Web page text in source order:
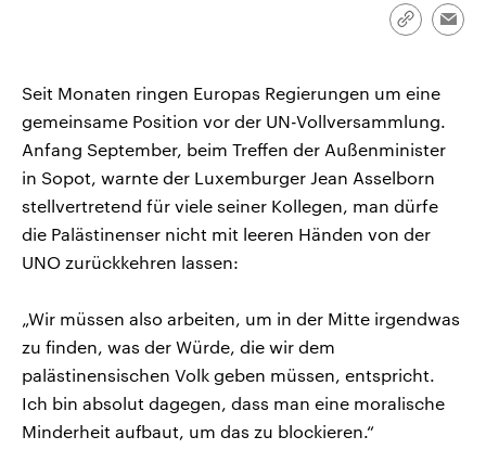
Link
Seit Monaten ringen Europas Regierungen um eine
gemeinsame Position vor der UN-Vollversammlung.
Anfang September, beim Treffen der Außenminister
in Sopot, warnte der Luxemburger Jean Asselborn
stellvertretend für viele seiner Kollegen, man dürfe
die Palästinenser nicht mit leeren Händen von der
UNO zurückkehren lassen:
„Wir müssen also arbeiten, um in der Mitte irgendwas
zu finden, was der Würde, die wir dem
palästinensischen Volk geben müssen, entspricht.
Ich bin absolut dagegen, dass man eine moralische
Minderheit aufbaut, um das zu blockieren.“